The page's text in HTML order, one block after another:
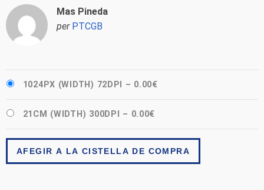
Mas Pineda
per PTCGB
1024PX (WIDTH) 72DPI – 0.00€
21CM (WIDTH) 300DPI – 0.00€
AFEGIR A LA CISTELLA DE COMPRA